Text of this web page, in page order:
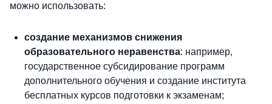
можно использовать:
создание механизмов снижения
образовательного неравенства: например,
государственное субсидирование программ
дополнительного обучения и создание института
бесплатных курсов подготовки к экзаменам;